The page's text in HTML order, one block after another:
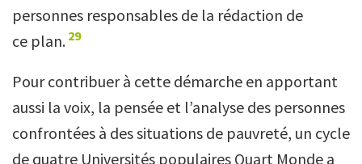
personnes responsables de la rédaction de
ce plan. 29
Pour contribuer à cette démarche en apportant
aussi la voix, la pensée et l’analyse des personnes
confrontées à des situations de pauvreté, un cycle
de quatre Universités populaires Quart Monde a